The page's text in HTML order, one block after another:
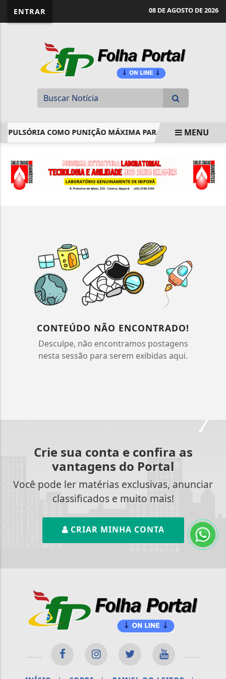
ENTRAR 08 DE AGOSTO DE 2026
COMO PUNIÇÃO MÁXIMA PARA JUIZ MENU
CONTEÚDO NÃO ENCONTRADO!
Desculpe, não encontramos postagens
nesta sessão para serem exibidas aqui.
Crie sua conta e confira as
vantagens do Portal
Você pode ler matérias exclusivas, anunciar
classificados e muito mais!
CRIAR MINHA CONTA